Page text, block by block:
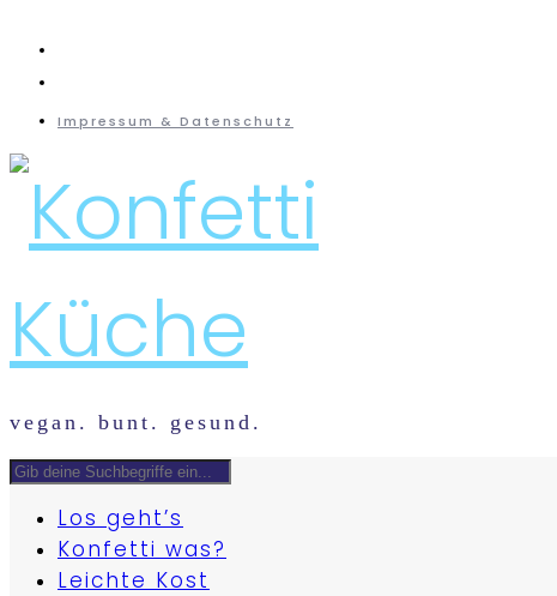
Impressum & Datenschutz
vegan. bunt. gesund.
Los geht’s
Konfetti was?
Leichte Kost